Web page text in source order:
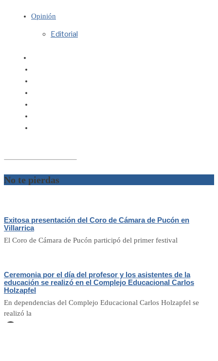
Opinión
Editorial
No te pierdas
Exitosa presentación del Coro de Cámara de Pucón en
Villarrica
El Coro de Cámara de Pucón participó del primer festival
Ceremonia por el día del profesor y los asistentes de la
educación se realizó en el Complejo Educacional Carlos
Holzapfel
En dependencias del Complejo Educacional Carlos Holzapfel se
realizó la